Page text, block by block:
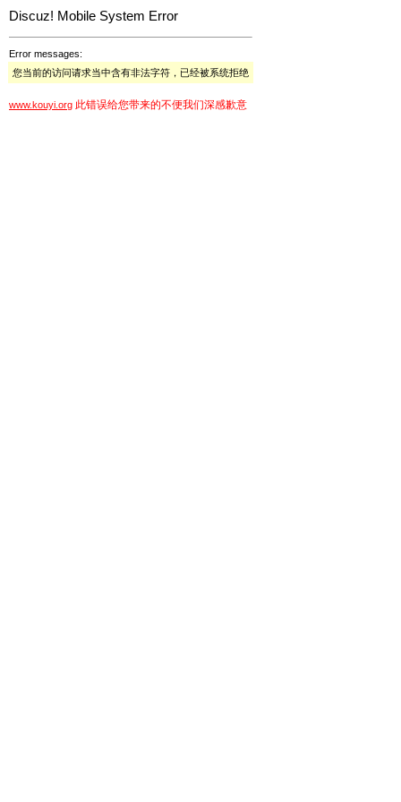
Discuz! Mobile System Error
Error messages:
您当前的访问请求当中含有非法字符，已经被系统拒绝
www.kouyi.org 此错误给您带来的不便我们深感歉意